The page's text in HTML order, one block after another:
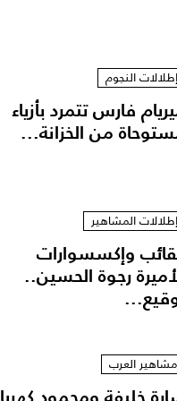
إطلالات النجوم
فارس تتمرد بأزياء
من الخزانة...
إطلالات المشاهير
وإكسسوارات
رجوة الحسين..
مشاهير العرب